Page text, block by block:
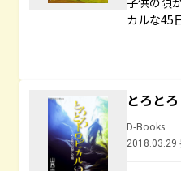
カルな45
とろと
D-Books
2018.03.29